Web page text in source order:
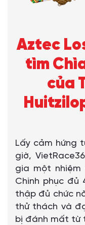
Aztec
tìm
của
Lấy cảm hứng
giờ,
gia một
Chinh phục đủ
thập đủ chức
thử thách và
bị đánh mất từ